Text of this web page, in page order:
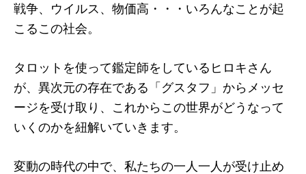
戦争、ウイルス、物価高・・・いろんなことが起
こるこの社会。
タロットを使って鑑定師をしているヒロキさん
が、異次元の存在である「グスタフ」からメッセ
ージを受け取り、これからこの世界がどうなって
いくのかを紐解いていきます。
変動の時代の中で、私たちの一人一人が受け止め